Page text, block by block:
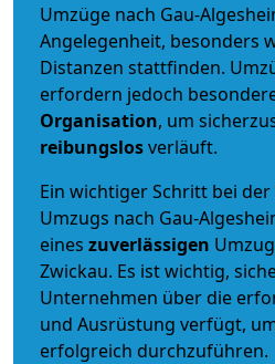
Umzüge nach Gau-
Angelegenheit, besonders
Distanzen stattfinden.
erfordern jedoch
Organisation, um
reibungslosverläuft.
Ein wichtiger Schritt bei
Umzugs nach Gau-
eines zuverlässigen
Zwickau. Es ist wichtig,
Unternehmen über die
und Ausrüstung verfügt,
erfolgreich durchzuführen.